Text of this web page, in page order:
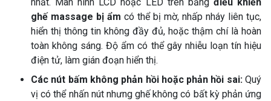
ghế massage bị ẩm có thể bị mờ, nhấp nháy liên tục,
hiển thị thông tin không đầy đủ, hoặc thậm chí là hoàn
toàn không sáng. Độ ẩm có thể gây nhiễu loạn tín hiệu
điện tử, làm gián đoạn hiển thị.
Các nút bấm không phản hồi hoặc phản hồi sai:Quý
vị có thể nhấn nút nhưng ghế không có bất kỳ phản ứng